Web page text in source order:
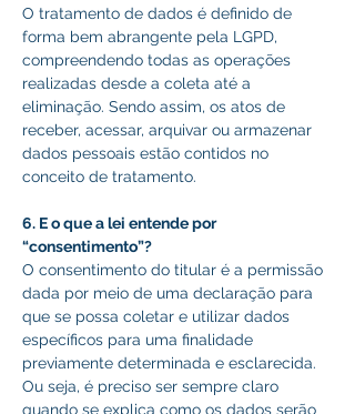
O tratamento de dados é definido de
forma bem abrangente pela LGPD,
compreendendo todas as operações
realizadas desde a coleta até a
eliminação. Sendo assim, os atos de
receber, acessar, arquivar ou armazenar
dados pessoais estão contidos no
conceito de tratamento.
6. E o que a lei entende por
“consentimento”?
O consentimento do titular é a permissão
dada por meio de uma declaração para
que se possa coletar e utilizar dados
específicos para uma finalidade
previamente determinada e esclarecida.
Ou seja, é preciso ser sempre claro
quando se explica como os dados serão